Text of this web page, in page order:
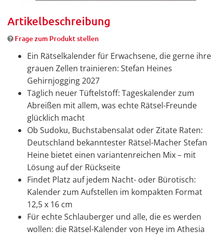
Artikelbeschreibung
Frage zum Produkt stellen
Ein Rätselkalender für Erwachsene, die gerne ihre
grauen Zellen trainieren: Stefan Heines
Gehirnjogging 2027
Täglich neuer Tüftelstoff: Tageskalender zum
Abreißen mit allem, was echte Rätsel-Freunde
glücklich macht
Ob Sudoku, Buchstabensalat oder Zitate Raten:
Deutschland bekanntester Rätsel-Macher Stefan
Heine bietet einen variantenreichen Mix – mit
Lösung auf der Rückseite
Findet Platz auf jedem Nacht- oder Bürotisch:
Kalender zum Aufstellen im kompakten Format
12,5 x 16 cm
Für echte Schlauberger und alle, die es werden
wollen: die Rätsel-Kalender von Heye im Athesia